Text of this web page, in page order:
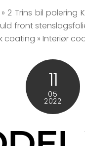
2 Trins bil
Fuld front
coating » Interiør
11
05
2022